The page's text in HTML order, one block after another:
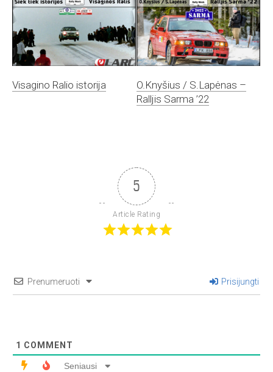
Visagino Ralio istorija
O.Knyšius / S.Lapėnas –
Ralljis Sarma ’22
5
Article Rating
Prenumeruoti Prisijungti
1 COMMENT
Seniausi